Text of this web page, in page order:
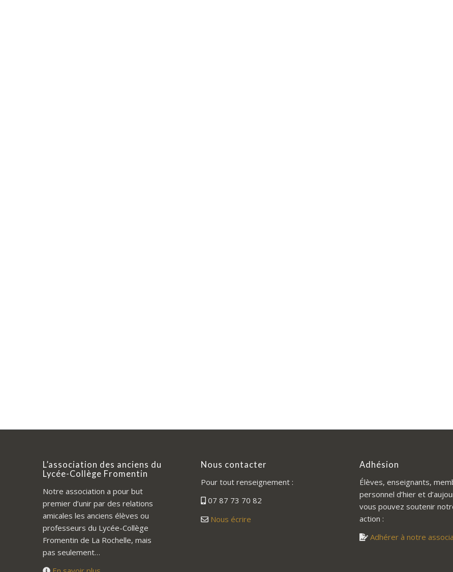
L’association des anciens du
Lycée-Collège Fromentin
Notre association a pour but
premier d’unir par des relations
amicales les anciens élèves ou
professeurs du Lycée-Collège
Fromentin de La Rochelle, mais
pas seulement…
Nous contacter
Pour tout renseignement :
07 87 73 70 82
Nous écrire
Adhésion
Élèves, enseignants,
personnel d’hier et
vous pouvez soutenir
action :
Adhérer à notre